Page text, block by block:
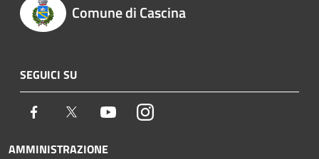
Comune di Cascina
SEGUICI SU
Facebook Twitter YoutubeInstagram
AMMINISTRAZIONE